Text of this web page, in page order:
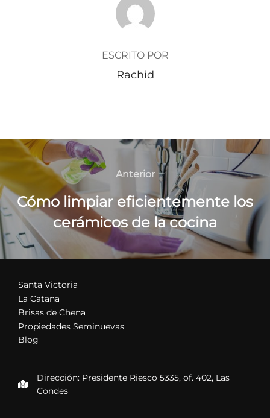
ESCRITO POR
Rachid
Navegación
de
entradas
Anterior
Anterior
Cómo limpiar eficientemente los
cerámicos de la cocina
Santa Victoria
La Catana
Brisas de Chena
Propiedades Seminuevas
Blog
Dirección: Presidente Riesco 5335, of. 402, Las
Condes